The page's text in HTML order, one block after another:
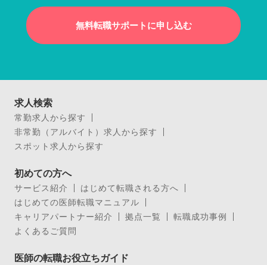
無料転職サポートに申し込む
求人検索
常勤求人から探す
非常勤（アルバイト）求人から探す
スポット求人から探す
初めての方へ
サービス紹介
はじめて転職される方へ
はじめての医師転職マニュアル
キャリアパートナー紹介
拠点一覧
転職成功事例
よくあるご質問
医師の転職お役立ちガイド